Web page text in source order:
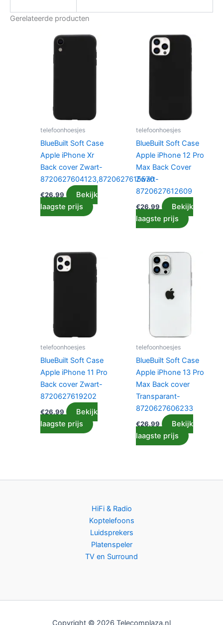
Gerelateerde producten
telefoonhoesjes
BlueBuilt Soft Case
Apple iPhone Xr
Back cover Zwart-
8720627604123,8720627615570
€26.99
Bekijk
laagste prijs
telefoonhoesjes
BlueBuilt Soft Case
Apple iPhone 12 Pro
Max Back Cover
Zwart-
8720627612609
€26.99
Bekijk
laagste prijs
telefoonhoesjes
BlueBuilt Soft Case
Apple iPhone 11 Pro
Back cover Zwart-
8720627619202
€26.99
Bekijk
laagste prijs
telefoonhoesjes
BlueBuilt Soft Case
Apple iPhone 13 Pro
Max Back cover
Transparant-
8720627606233
€26.99
Bekijk
laagste prijs
HiFi & Radio
Koptelefoons
Luidsprekers
Platenspeler
TV en Surround
Copyright © 2026 Telecomplaza.nl